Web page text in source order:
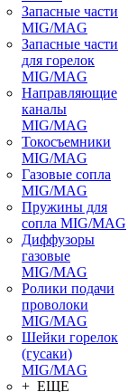
Запасные части
MIG/MAG
Запасные части
для горелок
MIG/MAG
Направляющие
каналы
MIG/MAG
Токосъемники
MIG/MAG
Газовые сопла
MIG/MAG
Пружины для
сопла MIG/MAG
Диффузоры
газовые
MIG/MAG
Ролики подачи
проволоки
MIG/MAG
Шейки горелок
(гусаки)
MIG/MAG
+ ЕЩЕ